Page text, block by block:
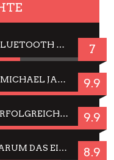
JBL TUNE 720BT: OVER EAR BLUETOOTH KOPFHÖRER UM DIE 50,-€ IM DAUER-TEST 7
WEGEN DES ERFOLGES – MJ: MICHAEL JACKSON MUSICAL IN EINER MATINEE SEHEN 9.9
JELLYFISH HAMBURG: DAS ERFOLGREICHE SOMMER-MENÜ 2025 IN GEFÜHLEN UND BILDERN 9.9
CÉSAR FÜR JIM CARREY? WARUM DAS EINER DER NERVIGSTEN ACTORS IST UND BLEIBT 8.9